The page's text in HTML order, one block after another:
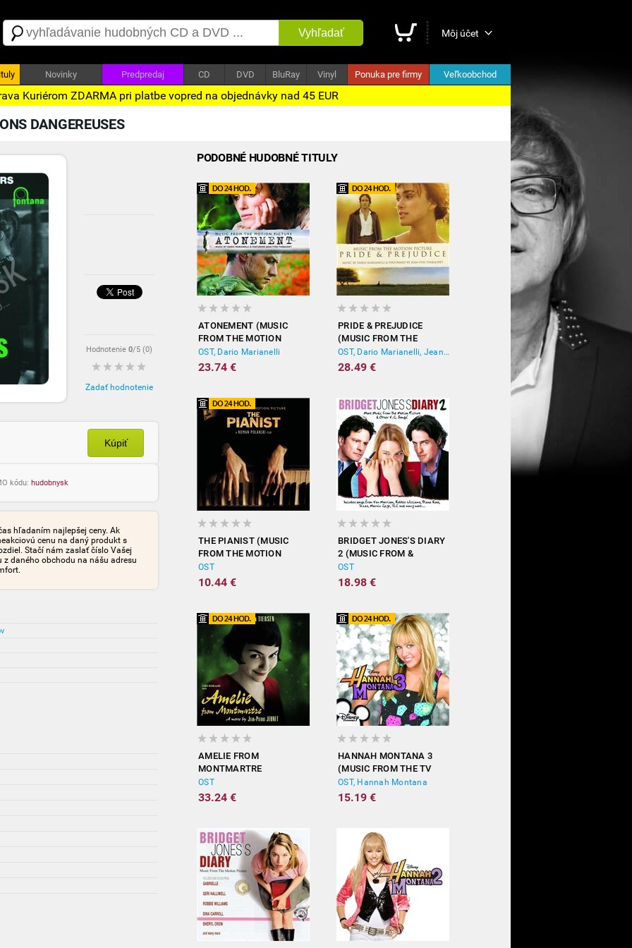
Vyhľadať Môj účet
Novinky Predpredaj CD DVD BluRay Vinyl Ponuka pre firmy Veľkoobchod
Kuriérom ZDARMA pri platbe vopred na objednávky nad 45 EUR
DANGEREUSES
Hodnotenie 0/5 (0)
Zadať hodnotenie
Kúpiť
kódu: hudobnysk
hľadaním najlepšej ceny. Ak
cenu na daný produkt s
Stačí nám zaslať číslo Vašej
daného obchodu na nášu adresu
PODOBNÉ HUDOBNÉ TITULY
ATONEMENT (MUSIC
FROM THE MOTION
PICTURE)
OST, Dario Marianelli
23.74 €
PRIDE & PREJUDICE
(MUSIC FROM THE
MOTION PICTURE)
OST, Dario Marianelli, Jean-Yves Thibaudet
28.49 €
THE PIANIST (MUSIC
FROM THE MOTION
PICTURE)
OST
10.44 €
BRIDGET JONES'S DIARY
2 (MUSIC FROM &
INSPIRED BY THE
MOTION PICTURE)
OST
18.98 €
AMELIE FROM
MONTMARTRE
(ORIGINAL
SOUNDTRACK)
OST
33.24 €
HANNAH MONTANA 3
(MUSIC FROM THE TV
SHOW)
OST, Hannah Montana
15.19 €